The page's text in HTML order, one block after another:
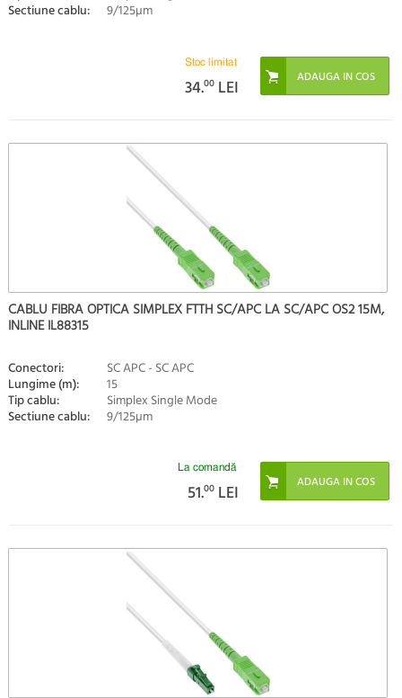
Sectiune cablu: 9/125µm
Stoc limitat
34.00 LEI
CABLU FIBRA OPTICA SIMPLEX FTTH SC/APC LA SC/APC OS2 15M,
INLINE IL88315
Conectori: SC APC - SC APC
Lungime (m): 15
Tip cablu: Simplex Single Mode
Sectiune cablu: 9/125µm
La comandă
51.00 LEI